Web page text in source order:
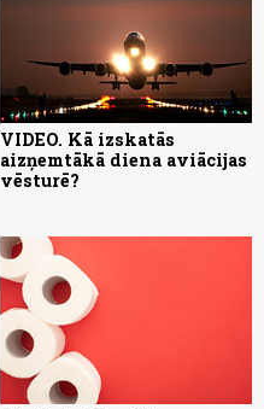
VIDEO. Kā izskatās
aizņemtākā diena aviācijas
vēsturē?